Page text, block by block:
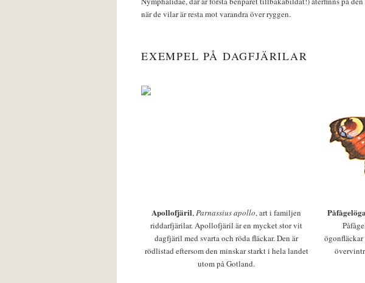
när de vilar är resta mot varandra över ryggen.
EXEMPEL PÅ DAGFJÄRILAR
Apollofjäril,Parnassius apollo, art i familjen
riddarfjärilar. Apollofjäril är en mycket stor vit
dagfjäril med svarta och röda fläckar. Den är
rödlistad eftersom den minskar starkt i hela landet
utom på Gotland.
Påfågelöga